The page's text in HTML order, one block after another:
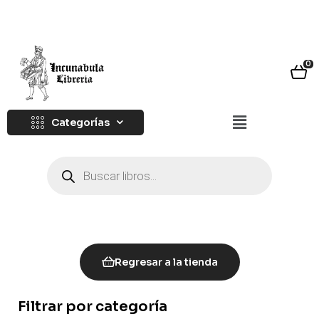
0
Categorías
Regresar a la tienda
Filtrar por categoría